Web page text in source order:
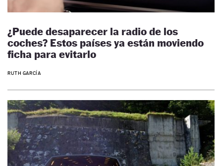
¿Puede desaparecer la radio de los
coches? Estos países ya están moviendo
ficha para evitarlo
RUTH GARCÍA